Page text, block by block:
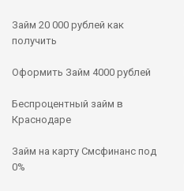
Займ 20 000 рублей как
получить
Оформить Займ 4000 рублей
Беспроцентный займ в
Краснодаре
Займ на карту Смсфинанс под
0%